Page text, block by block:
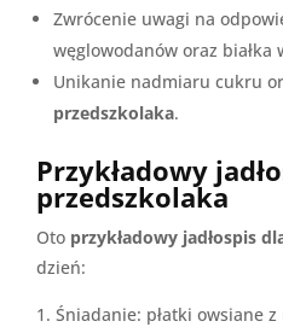
Zwrócenie uwagi na
węglowodanów oraz białka
Unikanie nadmiaru cukru
przedszkolaka.
Przykładowy
przedszkolaka
Oto przykładowy jadłospis
dzień:
Śniadanie: płatki owsiane